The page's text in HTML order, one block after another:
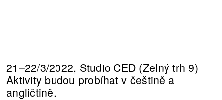
21–22/3/2022, Studio CED (Zelný trh 9)
Aktivity budou probíhat v češtině a
angličtině.